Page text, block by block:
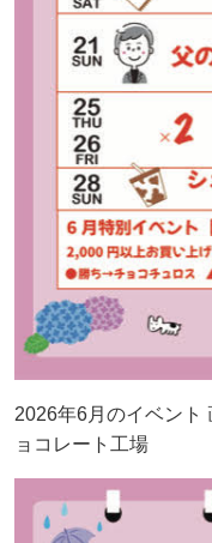
2026年6月のイベント
ョコレート工場